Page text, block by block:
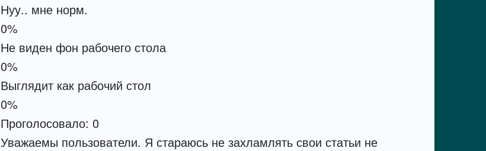
Нуу.. мне норм.
0%
Не виден фон рабочего стола
0%
Выглядит как рабочий стол
0%
Проголосовало: 0
Уважаемы пользователи. Я стараюсь не захламлять свои статьи не